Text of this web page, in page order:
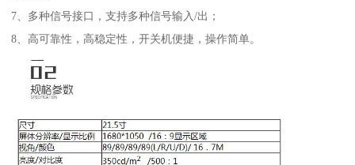
7、多种信号接口，支持多种信号输入/出；
8、高可靠性，高稳定性，开关机便捷，操作简单。